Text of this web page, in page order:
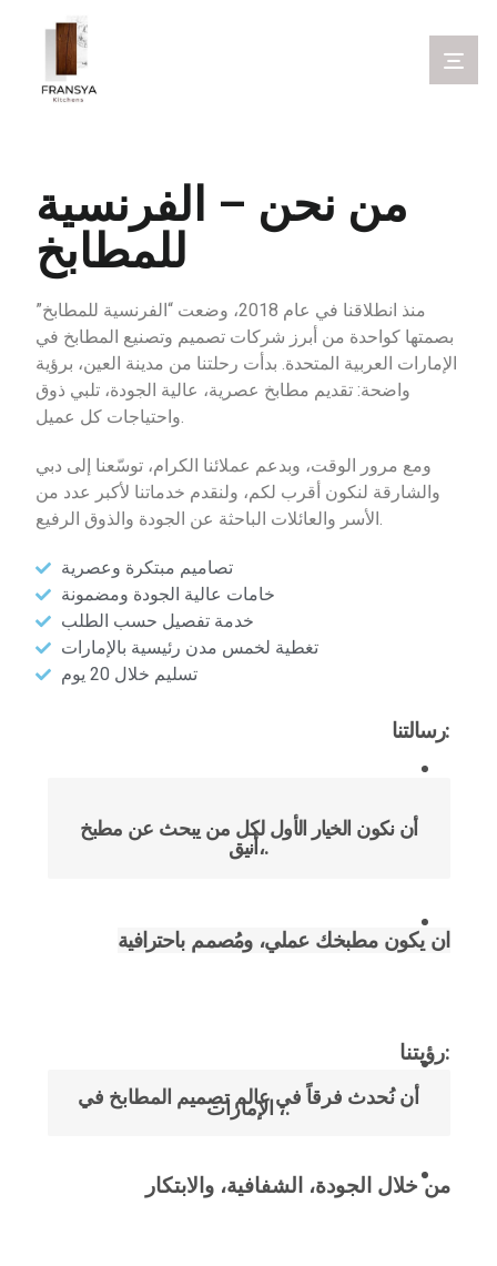
من نحن – الفرنسية
للمطابخ
منذ انطلاقنا في عام 2018، وضعت “الفرنسية للمطابخ”
بصمتها كواحدة من أبرز شركات تصميم وتصنيع المطابخ في
الإمارات العربية المتحدة. بدأت رحلتنا من مدينة العين، برؤية
واضحة: تقديم مطابخ عصرية، عالية الجودة، تلبي ذوق
واحتياجات كل عميل.
ومع مرور الوقت، وبدعم عملائنا الكرام، توسّعنا إلى دبي
والشارقة لنكون أقرب لكم، ولنقدم خدماتنا لأكبر عدد من
الأسر والعائلات الباحثة عن الجودة والذوق الرفيع.
تصاميم مبتكرة وعصرية
خامات عالية الجودة ومضمونة
خدمة تفصيل حسب الطلب
تغطية لخمس مدن رئيسية بالإمارات
تسليم خلال 20 يوم
رسالتنا:
أن نكون الخيار الأول لكل من يبحث عن مطبخ
أنيق،.
ان يكون مطبخك عملي، ومُصمم باحترافية
رؤيتنا:
أننُحدث فرقاً في عالم تصميم المطابخ في
الإمارات،.
من خلال الجودة، الشفافية، والابتكار